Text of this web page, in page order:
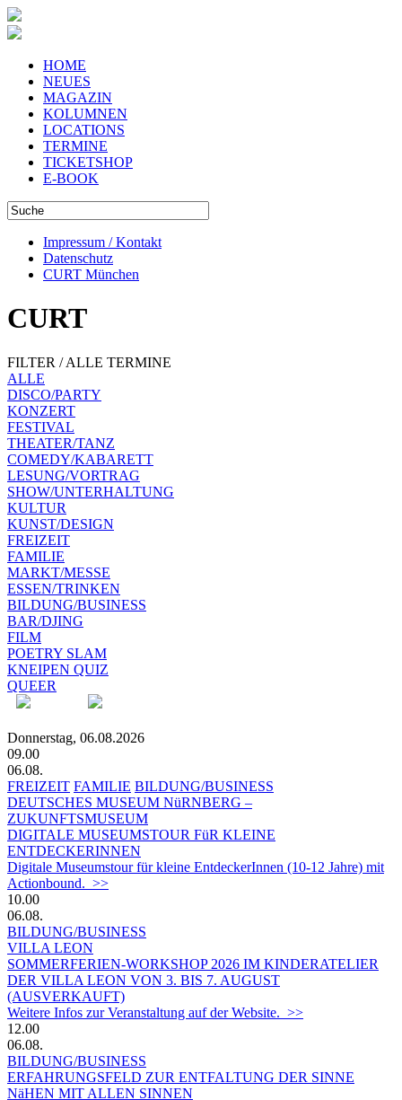
HOME
NEUES
MAGAZIN
KOLUMNEN
LOCATIONS
TERMINE
TICKETSHOP
E-BOOK
Impressum / Kontakt
Datenschutz
CURT München
CURT
FILTER / ALLE TERMINE
ALLE
DISCO/PARTY
KONZERT
FESTIVAL
THEATER/TANZ
COMEDY/KABARETT
LESUNG/VORTRAG
SHOW/UNTERHALTUNG
KULTUR
KUNST/DESIGN
FREIZEIT
FAMILIE
MARKT/MESSE
ESSEN/TRINKEN
BILDUNG/BUSINESS
BAR/DJING
FILM
POETRY SLAM
KNEIPEN QUIZ
QUEER
Donnerstag, 06.08.2026
09.00
06.08.
FREIZEIT FAMILIE BILDUNG/BUSINESS
DEUTSCHES MUSEUM NüRNBERG –
ZUKUNFTSMUSEUM
DIGITALE MUSEUMSTOUR FüR KLEINE
ENTDECKERINNEN
Digitale Museumstour für kleine EntdeckerInnen (10-12 Jahre) mit
Actionbound. >>
10.00
06.08.
BILDUNG/BUSINESS
VILLA LEON
SOMMERFERIEN-WORKSHOP 2026 IM KINDERATELIER
DER VILLA LEON VON 3. BIS 7. AUGUST
(AUSVERKAUFT)
Weitere Infos zur Veranstaltung auf der Website. >>
12.00
06.08.
BILDUNG/BUSINESS
ERFAHRUNGSFELD ZUR ENTFALTUNG DER SINNE
NäHEN MIT ALLEN SINNEN